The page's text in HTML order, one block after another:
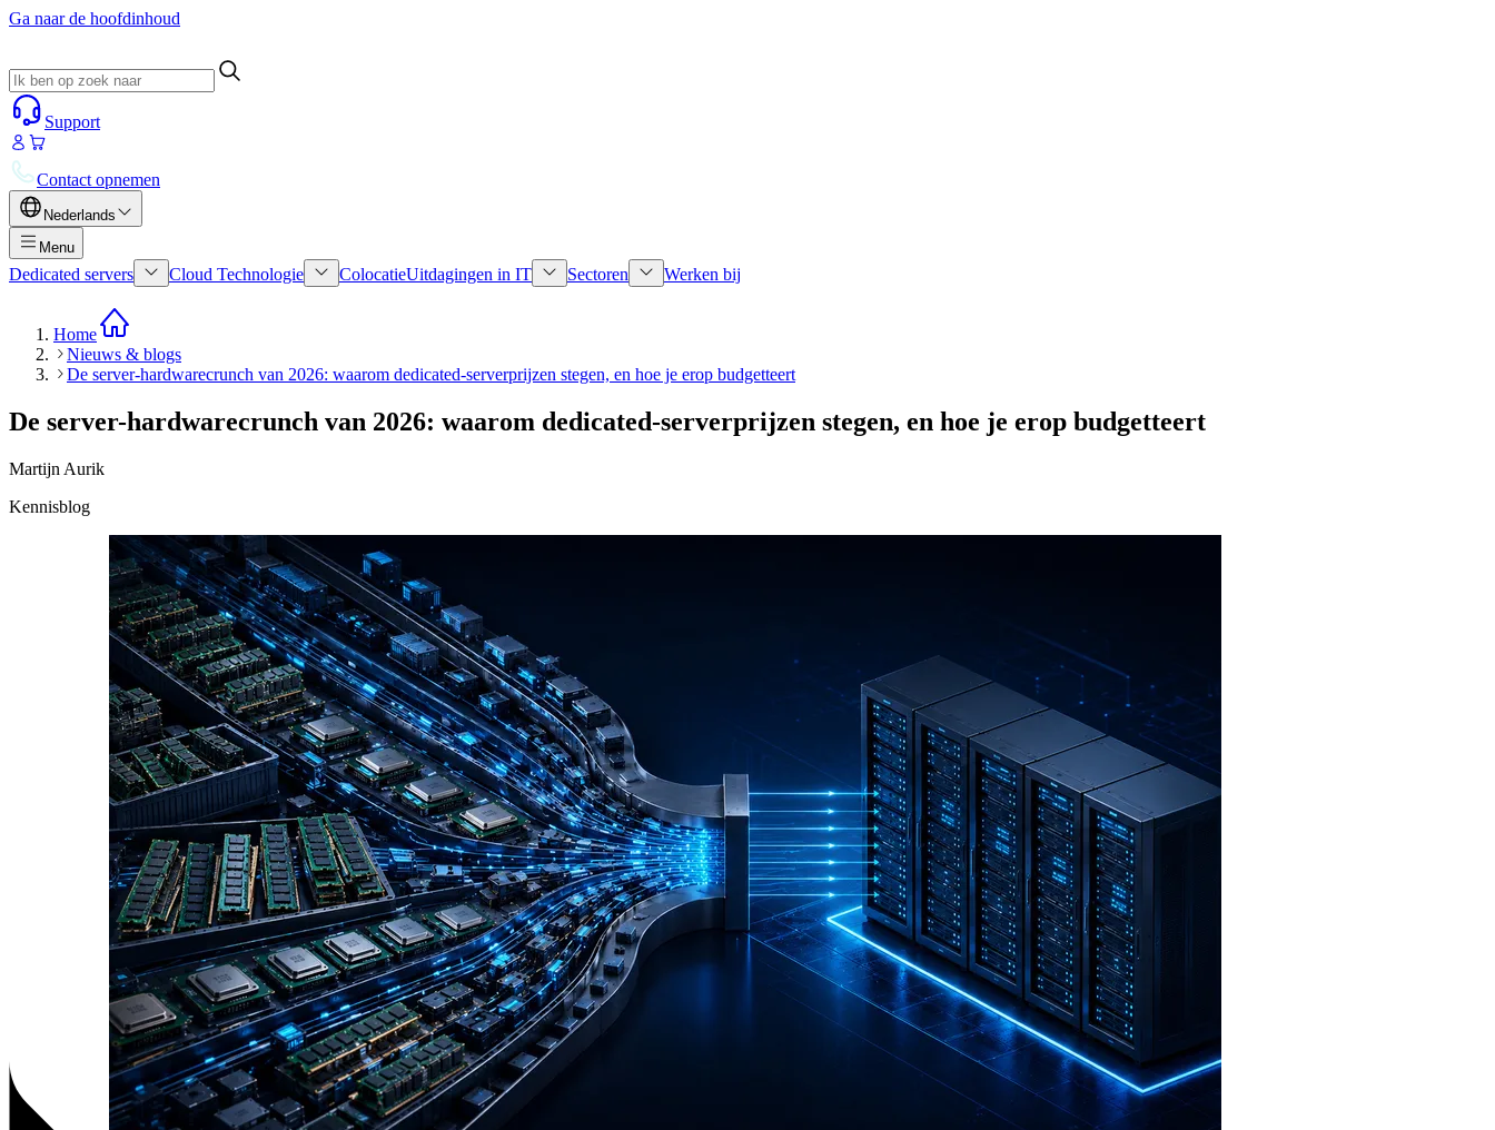
Ga naar de hoofdinhoud
Support
Contact opnemen
Nederlands
Menu
Dedicated servers Cloud Technologie ColocatieUitdagingen in IT Sectoren Werken bij
Home
Nieuws & blogs
De server-hardwarecrunch van 2026: waarom dedicated-serverprijzen stegen, en hoe je erop budgetteert
De server-hardwarecrunch van 2026: waarom dedicated-serverprijzen stegen, en hoe je erop budgetteert
Martijn Aurik
Kennisblog